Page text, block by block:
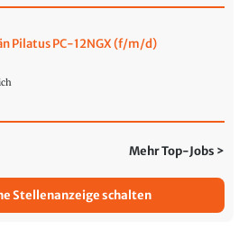
Pilatus PC-12NGX (f/m/d)
Mehr Top-Jobs >
Stellenanzeige schalten